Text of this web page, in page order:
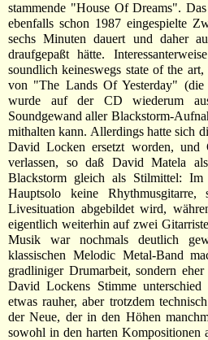
stammende "House Of Dreams".
ebenfalls schon 1987 eingespielte
sechs Minuten dauert und daher
draufgepaßt hätte.
soundlich keineswegs state of the
von "The Lands Of Yesterday"
wurde auf der CD wiederum aus
Soundgewand aller Blackstorm-
mithalten kann. Allerdings hatte sich
David Locken ersetzt worden,
verlassen, so daß David Matela
Blackstorm gleich als Stilmittel:
Hauptsolo keine
Livesituation abgebildet wird,
eigentlich weiterhin auf zwei
Musik war nochmals deutlich
klassischen Melodic Metal-Band
gradliniger Drumarbeit, sondern
David Lockens Stimme
etwas rauher, aber trotzdem
der Neue, der in den Höhen
sowohl in den harten